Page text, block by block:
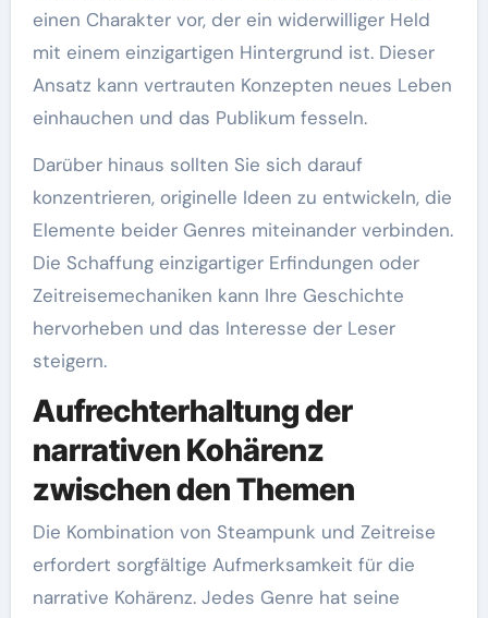
einen Charakter vor, der ein widerwilliger Held
mit einem einzigartigen Hintergrund ist. Dieser
Ansatz kann vertrauten Konzepten neues Leben
einhauchen und das Publikum fesseln.
Darüber hinaus sollten Sie sich darauf
konzentrieren, originelle Ideen zu entwickeln, die
Elemente beider Genres miteinander verbinden.
Die Schaffung einzigartiger Erfindungen oder
Zeitreisemechaniken kann Ihre Geschichte
hervorheben und das Interesse der Leser
steigern.
Aufrechterhaltung der
narrativen Kohärenz
zwischen den Themen
Die Kombination von Steampunk und Zeitreise
erfordert sorgfältige Aufmerksamkeit für die
narrative Kohärenz. Jedes Genre hat seine